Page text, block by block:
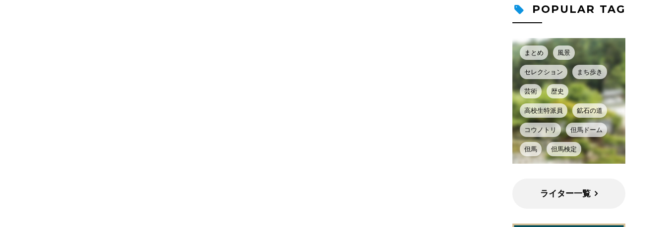
POPULAR TAG
まとめ 風景
セレクション まち歩き
芸術 歴史
高校生特派員 鉱石の道
コウノトリ 但馬ドーム
但馬 但馬検定
ライター一覧